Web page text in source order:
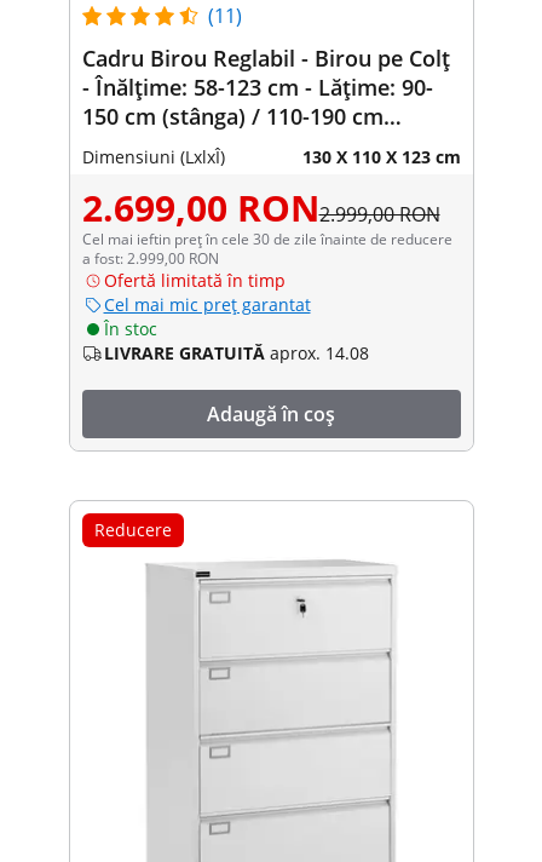
(11)
Cadru Birou Reglabil - Birou pe Colț
- Înălțime: 58-123 cm - Lățime: 90-
150 cm (stânga) / 110-190 cm
(dreapta) - Unghi: 90 ° - 150 kg
Dimensiuni (LxlxÎ) 130 X 110 X 123 cm
2.699,00 RON2.999,00 RON
Cel mai ieftin preț în cele 30 de zile înainte de reducere
a fost: 2.999,00 RON
Ofertă limitată în timp
Cel mai mic preț garantat
În stoc
LIVRARE GRATUITĂ aprox. 14.08
Adaugă în coș
Reducere